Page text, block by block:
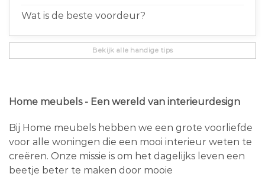
Wat is de beste voordeur?
Bekijk alle handige tips
Home meubels - Een wereld van interieurdesign
Bij Home meubels hebben we een grote voorliefde
voor alle woningen die een mooi interieur weten te
creëren. Onze missie is om het dagelijks leven een
beetje beter te maken door mooie